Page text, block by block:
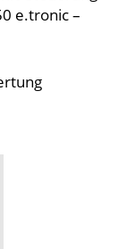
e.tronic –